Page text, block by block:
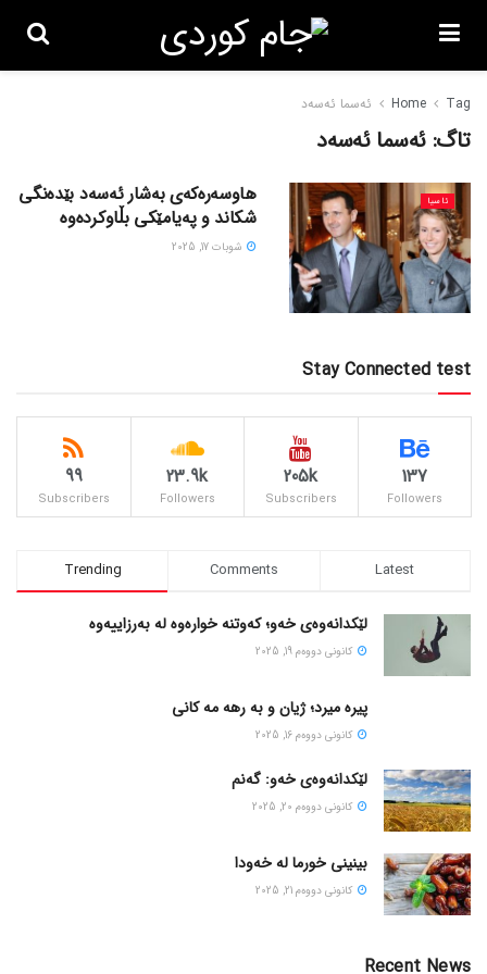
Home Tag ئەسما ئەسەد
تاگ: ئەسما ئەسەد
ئاسیا
هاوسەرەکەی بەشار ئەسەد بێدەنگی
شکاند و پەیامێکی بڵاوکردەوە
شوبات 17, 2025
Stay Connected test
137
Followers
205k
Subscribers
23.9k
Followers
99
Subscribers
Trending Comments Latest
لێکدانەوەی خەو؛ کەوتنە خوارەوە لە بەرزاییەوە
كانونی دووه‌م 19, 2025
پیره میرد؛ ژیان و به رهه مه کانی
كانونی دووه‌م 16, 2025
لێکدانەوەی خەو: گەنم
كانونی دووه‌م 20, 2025
بینینی خورما لە خەودا
كانونی دووه‌م 21, 2025
Recent News